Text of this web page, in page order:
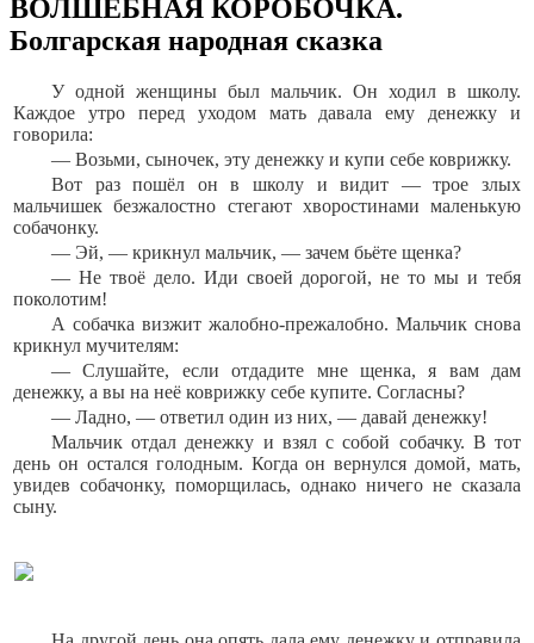
ВОЛШЕБНАЯ КОРОБОЧКА.
Болгарская народная сказка
У одной женщины был мальчик. Он ходил в школу.
Каждое утро перед уходом мать давала ему денежку и
говорила:
— Возьми, сыночек, эту денежку и купи себе коврижку.
Вот раз пошёл он в школу и видит — трое злых
мальчишек безжалостно стегают хворостинами маленькую
собачонку.
— Эй, — крикнул мальчик, — зачем бьёте щенка?
— Не твоё дело. Иди своей дорогой, не то мы и тебя
поколотим!
А собачка визжит жалобно-прежалобно. Мальчик снова
крикнул мучителям:
— Слушайте, если отдадите мне щенка, я вам дам
денежку, а вы на неё коврижку себе купите. Согласны?
— Ладно, — ответил один из них, — давай денежку!
Мальчик отдал денежку и взял с собой собачку. В тот
день он остался голодным. Когда он вернулся домой, мать,
увидев собачонку, поморщилась, однако ничего не сказала
сыну.